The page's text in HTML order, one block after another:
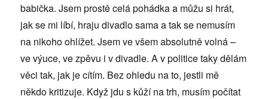
babička. Jsem prostě celá pohádka a můžu si hrát,
jak se mi líbí, hraju divadlo sama a tak se nemusím
na nikoho ohlížet. Jsem ve všem absolutně volná –
ve výuce, ve zpěvu i v divadle. A v politice taky dělám
věci tak, jak je cítím. Bez ohledu na to, jestli mě
někdo kritizuje. Když jdu s kůží na trh, musím počítat